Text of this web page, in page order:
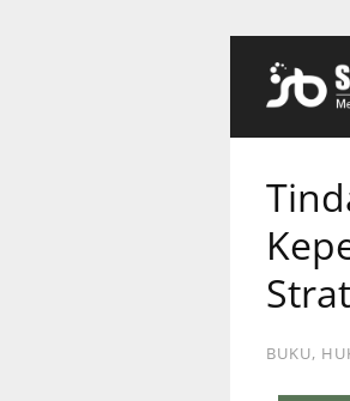
BUKU,